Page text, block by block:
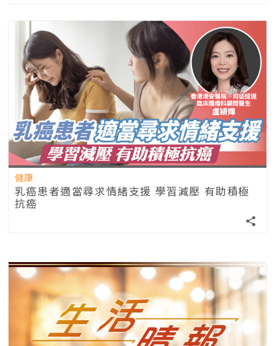
健康
乳癌患者適當尋求情緒支援 學習減壓 有助積極
抗癌